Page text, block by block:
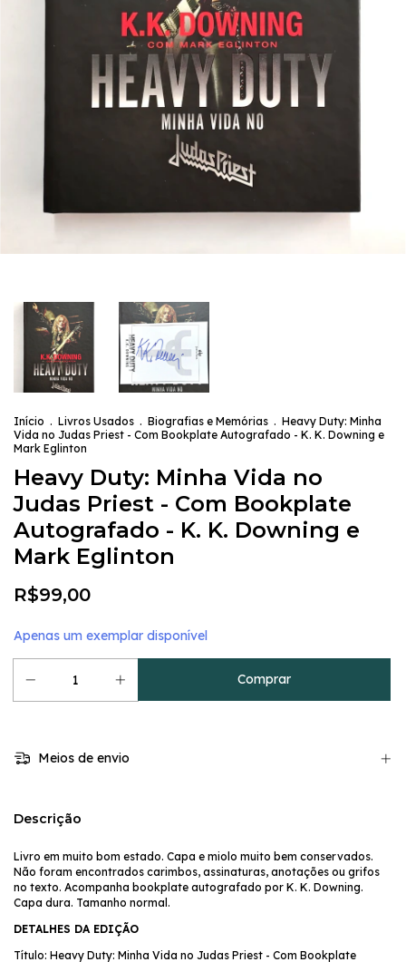
Início . Livros Usados . Biografias e Memórias . Heavy Duty: Minha
Vida no Judas Priest - Com Bookplate Autografado - K. K. Downing e
Mark Eglinton
Heavy Duty: Minha Vida no
Judas Priest - Com Bookplate
Autografado - K. K. Downing e
Mark Eglinton
R$99,00
Apenas um exemplar disponível
Meios de envio
Descrição
Livro em muito bom estado. Capa e miolo muito bem conservados.
Não foram encontrados carimbos, assinaturas, anotações ou grifos
no texto. Acompanha bookplate autografado por K. K. Downing.
Capa dura. Tamanho normal.
DETALHES DA EDIÇÃO
Título: Heavy Duty: Minha Vida no Judas Priest - Com Bookplate